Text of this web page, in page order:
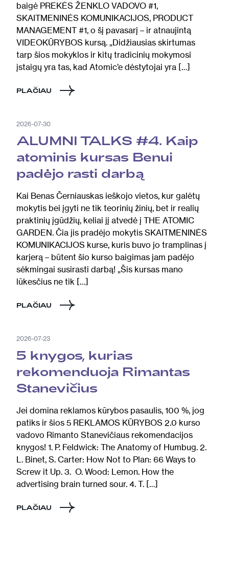
baigė PREKĖS ŽENKLO VADOVO #1,
SKAITMENINĖS KOMUNIKACIJOS, PRODUCT
MANAGEMENT #1, o šį pavasarį – ir atnaujintą
VIDEOKŪRYBOS kursą. „Didžiausias skirtumas
tarp šios mokyklos ir kitų tradicinių mokymosi
įstaigų yra tas, kad Atomic’e dėstytojai yra […]
PLAČIAU
2026-07-30
ALUMNI TALKS #4. Kaip
atominis kursas Benui
padėjo rasti darbą
Kai Benas Černiauskas ieškojo vietos, kur galėtų
mokytis bei įgyti ne tik teorinių žinių, bet ir realių
praktinių įgūdžių, keliai jį atvedė į THE ATOMIC
GARDEN. Čia jis pradėjo mokytis SKAITMENINĖS
KOMUNIKACIJOS kurse, kuris buvo jo tramplinas į
karjerą – būtent šio kurso baigimas jam padėjo
sėkmingai susirasti darbą! „Šis kursas mano
lūkesčius ne tik […]
PLAČIAU
2026-07-23
5 knygos, kurias
rekomenduoja Rimantas
Stanevičius
Jei domina reklamos kūrybos pasaulis, 100 %, jog
patiks ir šios 5 REKLAMOS KŪRYBOS 2.0 kurso
vadovo Rimanto Stanevičiaus rekomendacijos
knygos! 1. P. Feldwick: The Anatomy of Humbug. 2.
L. Binet, S. Carter: How Not to Plan: 66 Ways to
Screw it Up. 3. O. Wood: Lemon. How the
advertising brain turned sour. 4. T. […]
PLAČIAU